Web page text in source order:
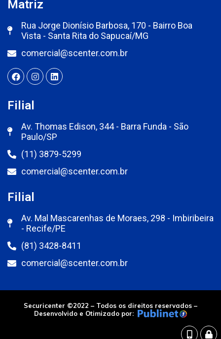
Matriz
Rua Jorge Dionísio Barbosa, 170 - Bairro Boa
Vista - Santa Rita do Sapucaí/MG
comercial@scenter.com.br
Filial
Av. Thomas Edison, 344 - Barra Funda - São
Paulo/SP
(11) 3879-5299
comercial@scenter.com.br
Filial
Av. Mal Mascarenhas de Moraes, 298 - Imbiribeira
- Recife/PE
(81) 3428-8411
comercial@scenter.com.br
Securicenter ©2022 – Todos os direitos reservados –
Desenvolvido e Otimizado por: